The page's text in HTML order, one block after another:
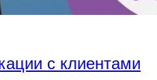
с клиентами